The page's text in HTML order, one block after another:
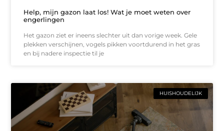
Help, mijn gazon laat los! Wat je moet weten over
engerlingen
Het gazon ziet er ineens slechter uit dan vorige week. Gele
plekken verschijnen, vogels pikken voortdurend in het gras
en bij nadere inspectie til je
HUISHOUDELIJK